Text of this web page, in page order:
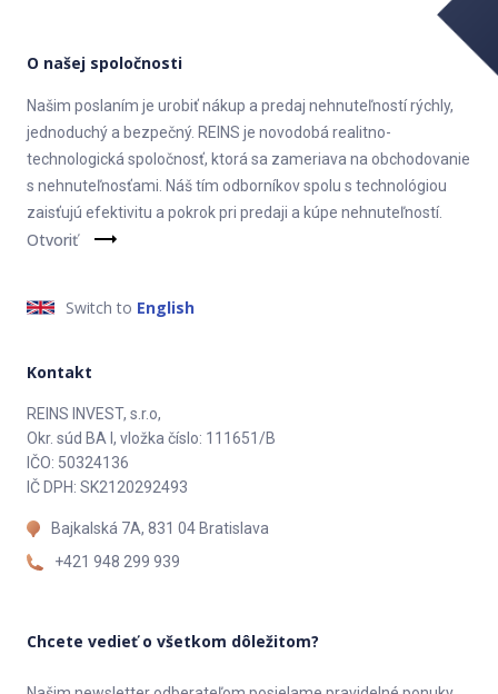
O našej spoločnosti
Našim poslaním je urobiť nákup a predaj nehnuteľností rýchly,
jednoduchý a bezpečný. REINS je novodobá realitno-
technologická spoločnosť, ktorá sa zameriava na obchodovanie
s nehnuteľnosťami. Náš tím odborníkov spolu s technológiou
zaisťujú efektivitu a pokrok pri predaji a kúpe nehnuteľností.
Otvoriť
Switch to English
Kontakt
REINS INVEST, s.r.o,
Okr. súd BA I, vložka číslo: 111651/B
IČO: 50324136
IČ DPH: SK2120292493
Bajkalská 7A, 831 04 Bratislava
+421 948 299 939
Chcete vedieť o všetkom dôležitom?